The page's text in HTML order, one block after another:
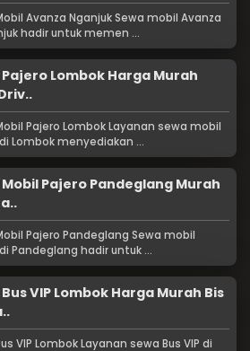
Avanza Nganjuk Sewa mobil Avanza
hadir untuk memen ...
Pajero Lombok Harga Murah
Pajero Lombok Layanan sewa mobil
Lombok menyediakan ...
Mobil Pajero Pandeglang Murah
Pajero Pandeglang Sewa mobil
Pandeglang hadir untuk ...
VIP Lombok Harga Murah Bis
VIP Lombok Layanan sewa Bus VIP di